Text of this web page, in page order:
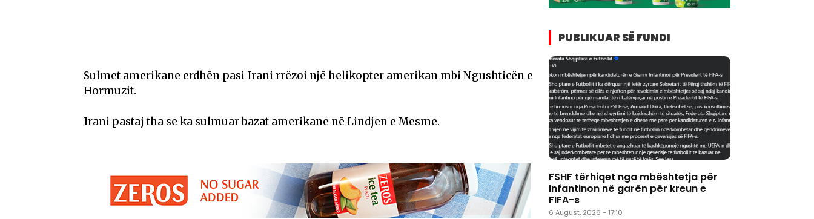
Sulmet amerikane erdhën pasi Irani rrëzoi një helikopter amerikan mbi Ngushticën e
Hormuzit.
Irani pastaj tha se ka sulmuar bazat amerikane në Lindjen e Mesme.
PUBLIKUAR SË FUNDI
FSHF tërhiqet nga mbështetja për
Infantinon në garën për kreun e
FIFA-s
6 August, 2026 - 17:10